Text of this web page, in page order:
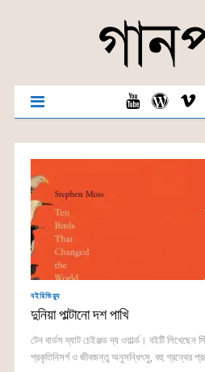
বইরিভিয়্যু
দুনিয়া পাল্টানো দশ পাখি
টেন বার্ডস দ্যাট চেইঞ্জড দ্য ওয়ার্ল্ড। বইটি লিখেছেন
প্রকৃতিনিসর্গ ও জীবজন্তু অনুসন্ধিৎসু, বহু গ্রন্থের